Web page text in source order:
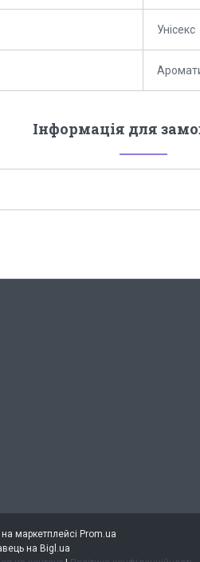
Унісекс
Інформація для
маркетплейсі Prom.ua
на Bigl.ua